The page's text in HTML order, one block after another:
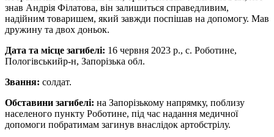
знав Андрія Філатова, він залишиться справедливим,
надійним товаришем, який завжди поспішав на допомогу. Мав
дружину та двох доньок.
Дата та місце загибелі: 16 червня 2023 р., с. Роботине,
Пологівськийр-н, Запорізька обл.
Звання: солдат.
Обставини загибелі: на Запорізькому напрямку, поблизу
населеного пункту Роботине, під час надання медичної
допомоги побратимам загинув внаслідок артобстрілу.